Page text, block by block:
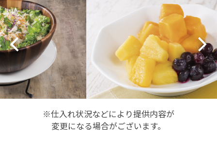
※仕入れ状況などにより提供内容が
変更になる場合がございます。